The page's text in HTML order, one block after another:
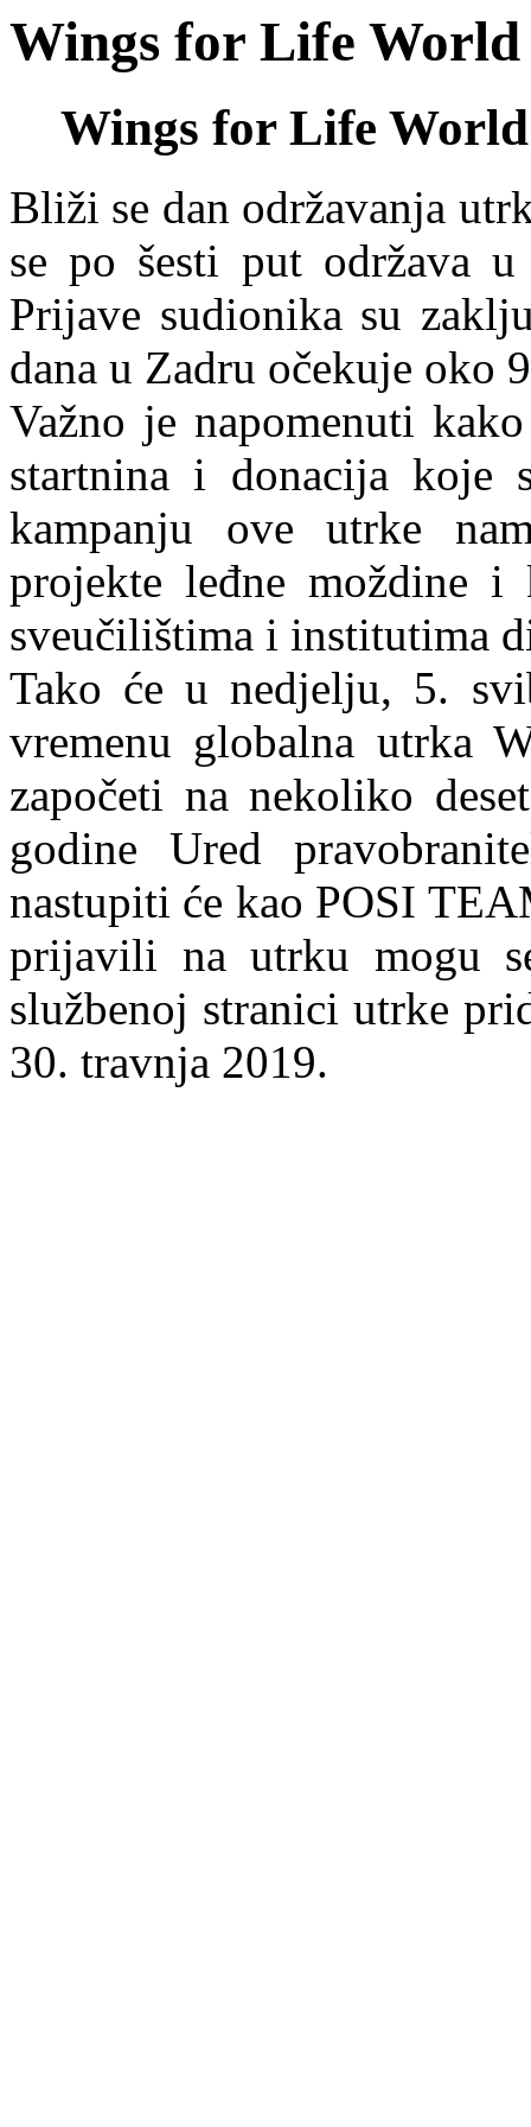
Wings for Life
Wings for Life
Bliži se dan održavanja
se po šesti put održava
Prijave sudionika su
dana u Zadru očekuje oko
Važno je napomenuti
startnina i donacija koje
kampanju ove utrke
projekte leđne moždine i
sveučilištima i institutima
Tako će u nedjelju, 5.
vremenu globalna utrka
započeti na nekoliko
godine Ured
nastupiti će kao POSI
prijavili na utrku mogu
službenoj stranici utrke
30. travnja 2019.